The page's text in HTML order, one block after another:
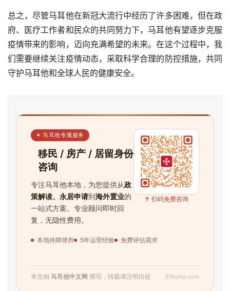
总之，尽管马耳他在新冠大流行中经历了许多困难，但在政
府、医疗工作者和民众的共同努力下，马耳他有望逐步克服
疫情带来的影响，迈向充满希望的未来。在这个过程中，我
们需要继续关注疫情动态，采取科学合理的防控措施，共同
守护马耳他和全球人民的健康安全。
✦ 马耳他专属服务
移民 / 房产 / 居留身份
咨询
专注马耳他本地，为您提供从政
策解读、永居申请到海外置业的
一站式方案。专业顾问即时回
复，无隐性费用。
本地持牌律所 5年运营经验 免费评估需求
↑ 扫码免费咨询
本文由 马耳他中文网 撰写，转载请注明出处 51malta.com